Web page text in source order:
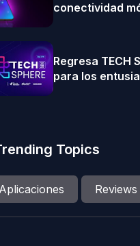
conectividad
Regresa TECH
para los
Topics
Aplicaciones Reviews